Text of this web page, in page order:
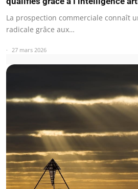
La prospection commerciale connaît
radicale grâce aux…
27 mars 2026